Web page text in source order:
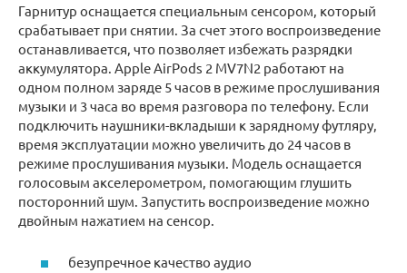
Гарнитур оснащается специальным сенсором, который
срабатывает при снятии. За счет этого воспроизведение
останавливается, что позволяет избежать разрядки
аккумулятора. Apple AirPods 2 MV7N2 работают на
одном полном заряде 5 часов в режиме прослушивания
музыки и 3 часа во время разговора по телефону. Если
подключить наушники-вкладыши к зарядному футляру,
время эксплуатации можно увеличить до 24 часов в
режиме прослушивания музыки. Модель оснащается
голосовым акселерометром, помогающим глушить
посторонний шум. Запустить воспроизведение можно
двойным нажатием на сенсор.
безупречное качество аудио